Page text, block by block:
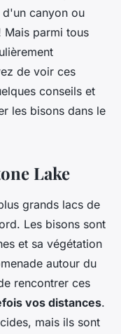
canyon ou
Mais parmi tous
de voir ces
conseils et
les bisons dans le
Lake
grands lacs de
Les bisons sont
et sa végétation
autour du
rencontrer ces
vos distances.
mais ils sont